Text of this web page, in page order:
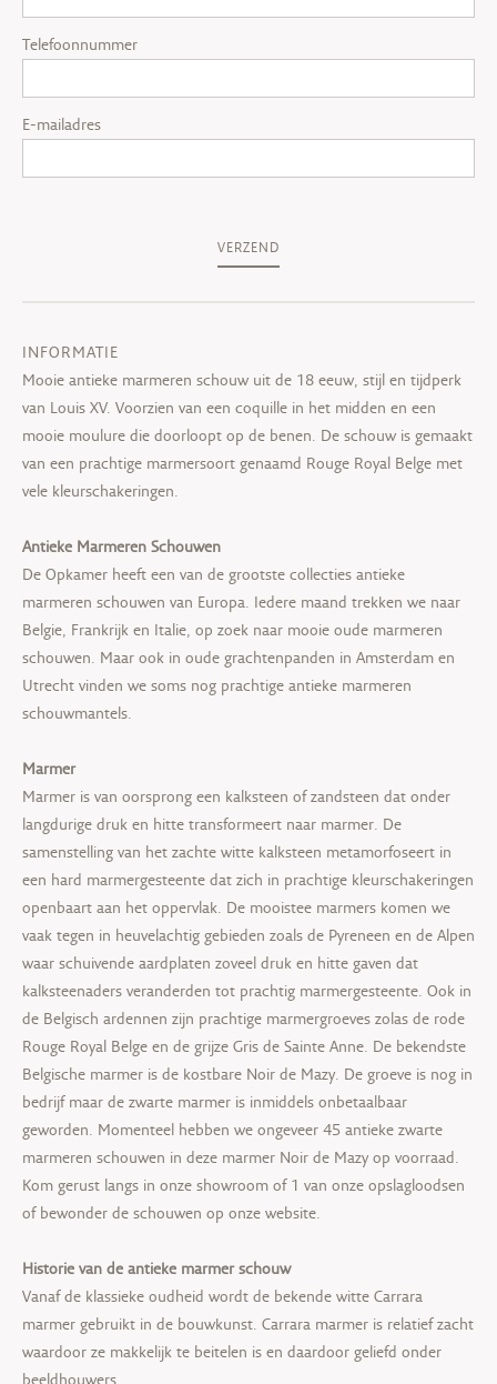
Telefoonnummer
E-mailadres
VERZEND
INFORMATIE
Mooie antieke marmeren schouw uit de 18 eeuw, stijl en tijdperk
van Louis XV. Voorzien van een coquille in het midden en een
mooie moulure die doorloopt op de benen. De schouw is gemaakt
van een prachtige marmersoort genaamd Rouge Royal Belge met
vele kleurschakeringen.
Antieke Marmeren Schouwen
De Opkamer heeft een van de grootste collecties antieke
marmeren schouwen van Europa. Iedere maand trekken we naar
Belgie, Frankrijk en Italie, op zoek naar mooie oude marmeren
schouwen. Maar ook in oude grachtenpanden in Amsterdam en
Utrecht vinden we soms nog prachtige antieke marmeren
schouwmantels.
Marmer
Marmer is van oorsprong een kalksteen of zandsteen dat onder
langdurige druk en hitte transformeert naar marmer. De
samenstelling van het zachte witte kalksteen metamorfoseert in
een hard marmergesteente dat zich in prachtige kleurschakeringen
openbaart aan het oppervlak. De mooistee marmers komen we
vaak tegen in heuvelachtig gebieden zoals de Pyreneen en de Alpen
waar schuivende aardplaten zoveel druk en hitte gaven dat
kalksteenaders veranderden tot prachtig marmergesteente. Ook in
de Belgisch ardennen zijn prachtige marmergroeves zolas de rode
Rouge Royal Belge en de grijze Gris de Sainte Anne. De bekendste
Belgische marmer is de kostbare Noir de Mazy. De groeve is nog in
bedrijf maar de zwarte marmer is inmiddels onbetaalbaar
geworden. Momenteel hebben we ongeveer 45 antieke zwarte
marmeren schouwen in deze marmer Noir de Mazy op voorraad.
Kom gerust langs in onze showroom of 1 van onze opslagloodsen
of bewonder de schouwen op onze website.
Historie van de antieke marmer schouw
Vanaf de klassieke oudheid wordt de bekende witte Carrara
marmer gebruikt in de bouwkunst. Carrara marmer is relatief zacht
waardoor ze makkelijk te beitelen is en daardoor geliefd onder
beeldhouwers.